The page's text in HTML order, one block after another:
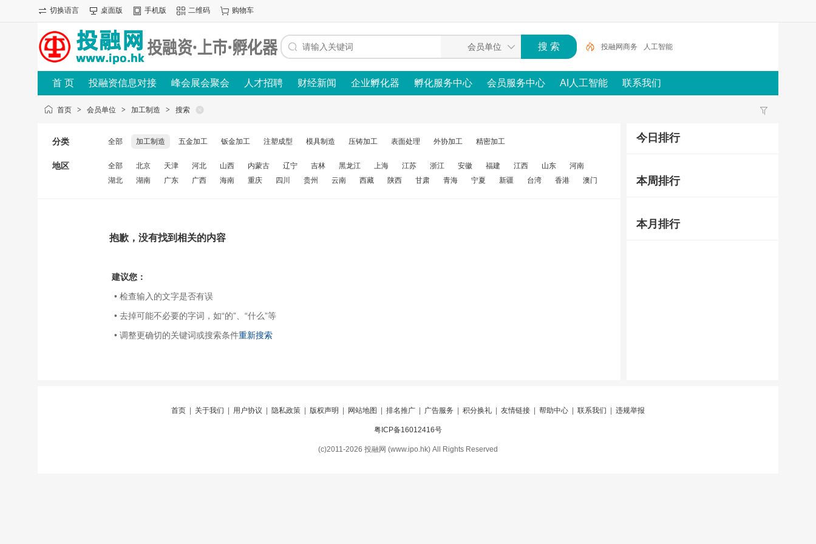
切换语言 桌面版 手机版 二维码 购物车
投融网商务 人工智能
首 页 投融资信息对接 峰会展会聚会 人才招聘 财经新闻 企业孵化器 孵化服务中心 会员服务中心 AI人工智能 联系我们
首页 > 会员单位 > 加工制造 > 搜索
分类 全部 加工制造 五金加工 钣金加工 注塑成型 模具制造 压铸加工 表面处理 外协加工 精密加工
地区 全部 北京 天津 河北 山西 内蒙古 辽宁 吉林 黑龙江 上海 江苏 浙江 安徽 福建 江西 山东
河南
湖北
湖南 广东 广西 海南 重庆 四川 贵州 云南 西藏 陕西 甘肃 青海 宁夏 新疆 台湾 香港 澳门
抱歉，没有找到相关的内容
建议您：
• 检查输入的文字是否有误
• 去掉可能不必要的字词，如“的”、“什么”等
• 调整更确切的关键词或搜索条件重新搜索
今日排行
本周排行
本月排行
首页 关于我们 用户协议 隐私政策 版权声明 网站地图 排名推广 广告服务 积分换礼 友情链接 帮助中心 联系我们 违规举报
粤ICP备16012416号
(c)2011-2026 投融网 (www.ipo.hk) All Rights Reserved